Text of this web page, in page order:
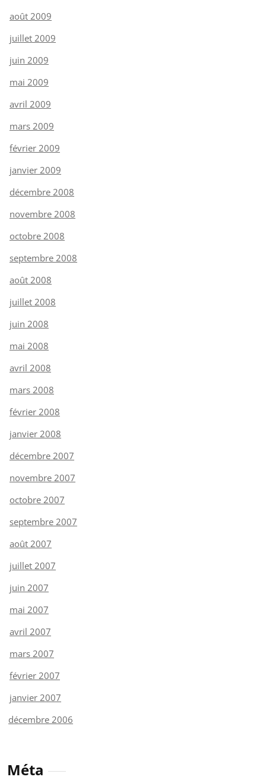
août 2009
juillet 2009
juin 2009
mai 2009
avril 2009
mars 2009
février 2009
janvier 2009
décembre 2008
novembre 2008
octobre 2008
septembre 2008
août 2008
juillet 2008
juin 2008
mai 2008
avril 2008
mars 2008
février 2008
janvier 2008
décembre 2007
novembre 2007
octobre 2007
septembre 2007
août 2007
juillet 2007
juin 2007
mai 2007
avril 2007
mars 2007
février 2007
janvier 2007
décembre 2006
Méta